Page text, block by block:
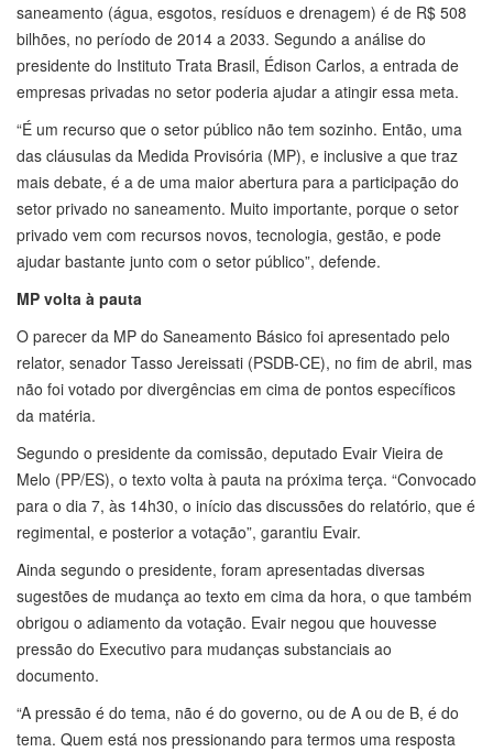
saneamento (água, esgotos, resíduos e drenagem) é de R$ 508
bilhões, no período de 2014 a 2033. Segundo a análise do
presidente do Instituto Trata Brasil, Édison Carlos, a entrada de
empresas privadas no setor poderia ajudar a atingir essa meta.
“É um recurso que o setor público não tem sozinho. Então, uma
das cláusulas da Medida Provisória (MP), e inclusive a que traz
mais debate, é a de uma maior abertura para a participação do
setor privado no saneamento. Muito importante, porque o setor
privado vem com recursos novos, tecnologia, gestão, e pode
ajudar bastante junto com o setor público”, defende.
MP volta à pauta
O parecer da MP do Saneamento Básico foi apresentado pelo
relator, senador Tasso Jereissati (PSDB-CE), no fim de abril, mas
não foi votado por divergências em cima de pontos específicos
da matéria.
Segundo o presidente da comissão, deputado Evair Vieira de
Melo (PP/ES), o texto volta à pauta na próxima terça. “Convocado
para o dia 7, às 14h30, o início das discussões do relatório, que é
regimental, e posterior a votação”, garantiu Evair.
Ainda segundo o presidente, foram apresentadas diversas
sugestões de mudança ao texto em cima da hora, o que também
obrigou o adiamento da votação. Evair negou que houvesse
pressão do Executivo para mudanças substanciais ao
documento.
“A pressão é do tema, não é do governo, ou de A ou de B, é do
tema. Quem está nos pressionando para termos uma resposta